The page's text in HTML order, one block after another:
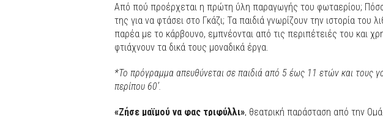
Από πού προέρχεται η πρώτη ύλη παραγωγής του φωταερίου; Πόσο
της για να φτάσει στο Γκάζι; Τα παιδιά γνωρίζουν την ιστορία του
παρέα με το κάρβουνο, εμπνέονται από τις περιπέτειές του και
φτιάχνουν τα δικά τους μοναδικά έργα.
*Το πρόγραμμα απευθύνεται σε παιδιά από 5 έως 11 ετών και τους
περίπου 60’.
«Ζήσε μαϊμού να φας τριφύλλι», θεατρική παράσταση από την